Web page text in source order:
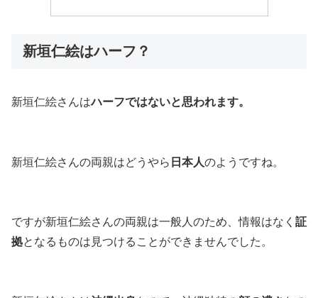
新垣仁絵はハーフ？
新垣仁絵さんはハーフではないと思われます。
新垣仁絵さんの両親はどうやら 日本人のようですね。
ですが新垣仁絵さんの両親は一般人のため、情報はなく 証
拠となるものは見つけることができませんでした。